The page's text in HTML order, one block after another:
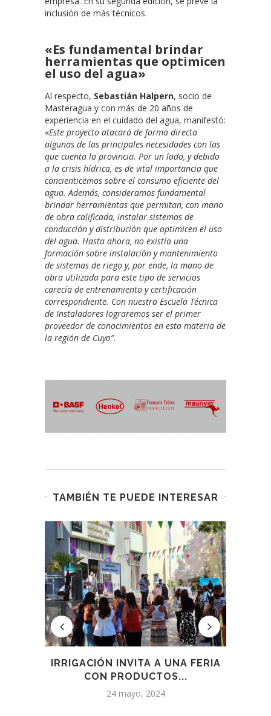
inclusión de más técnicos.
«Es fundamental brindar
herramientas que optimicen
el uso del agua»
Al respecto, Sebastián Halpern, socio de
Masteragua y con más de 20 años de
experiencia en el cuidado del agua, manifestó:
«Este proyecto atacará de forma directa
algunas de las principales necesidades con las
que cuenta la provincia. Por un lado, y debido
a la crisis hídrica, es de vital importancia que
concienticemos sobre el consumo eficiente del
agua. Además, consideramos fundamental
brindar herramientas que permitan, con mano
de obra calificada, instalar sistemas de
conducción y distribución que optimicen el uso
del agua. Hasta ahora, no existía una
formación sobre instalación y mantenimiento
de sistemas de riego y, por ende, la mano de
obra utilizada para este tipo de servicios
carecía de entrenamiento y certificación
correspondiente. Con nuestra Escuela Técnica
de Instaladores lograremos ser el primer
proveedor de conocimientos en esta materia de
la región de Cuyo”.
TAMBIÉN TE PUEDE INTERESAR
IRRIGACIÓN INVITA A UNA FERIA
CON PRODUCTOS...
24 mayo, 2024